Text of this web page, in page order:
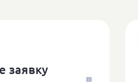
заявку